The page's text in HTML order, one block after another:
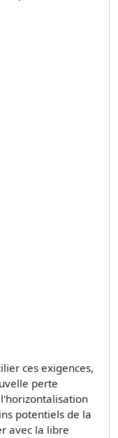
ces exigences,
perte
potentiels de la
avec la libre